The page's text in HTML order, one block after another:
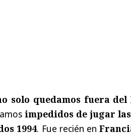
solo quedamos fuera
impedidos de jugar
1994. Fue recién en